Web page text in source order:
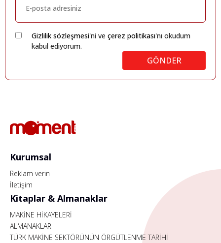
Gizlilik sözleşmesi'ni ve çerez politikası'nı okudum
kabul ediyorum.
GÖNDER
Kurumsal
Reklam verin
İletişim
Kitaplar & Almanaklar
MAKİNE HİKAYELERİ
ALMANAKLAR
TÜRK MAKİNE SEKTÖRÜNÜN ÖRGÜTLENME TARİHİ